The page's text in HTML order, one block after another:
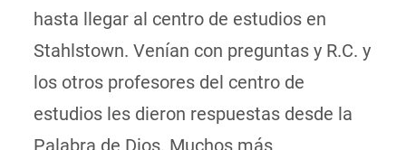
hasta llegar al centro de estudios en
Stahlstown. Venían con preguntas y R.C. y
los otros profesores del centro de
estudios les dieron respuestas desde la